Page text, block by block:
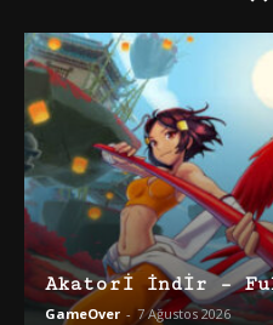
Akatori İndir –
GameOver - 7 Ağustos 2026